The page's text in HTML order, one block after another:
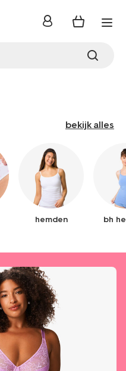
inloggen
bekijk alles
hemden bh